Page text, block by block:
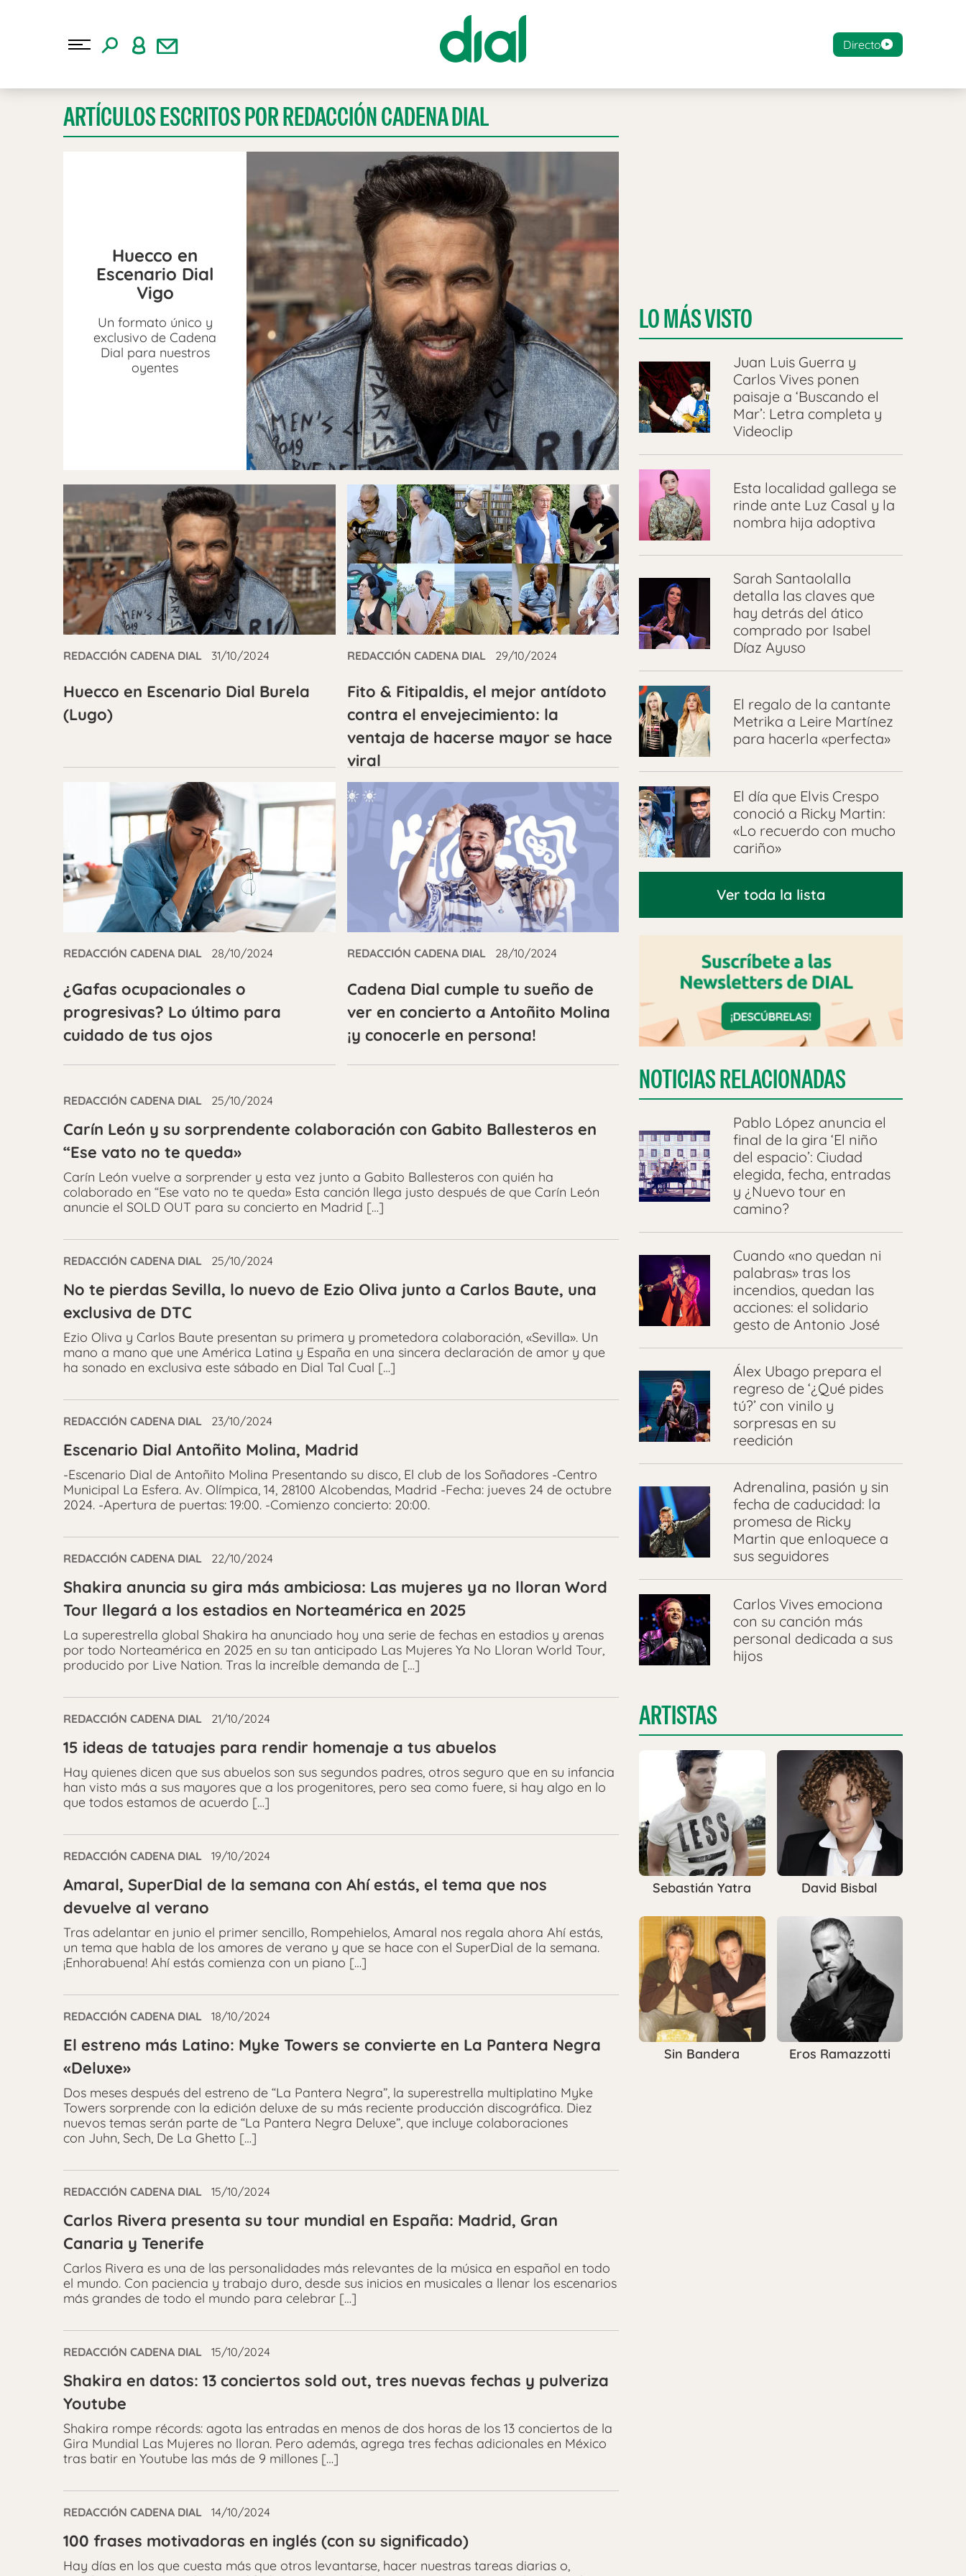
Directo
ARTÍCULOS ESCRITOS POR REDACCIÓN CADENA DIAL
Huecco en
Escenario Dial
Vigo
Un formato único y
exclusivo de Cadena
Dial para nuestros
oyentes
REDACCIÓN CADENA DIAL 31/10/2024
Huecco en Escenario Dial Burela
(Lugo)
REDACCIÓN CADENA DIAL 29/10/2024
Fito & Fitipaldis, el mejor antídoto
contra el envejecimiento: la
ventaja de hacerse mayor se hace
viral
REDACCIÓN CADENA DIAL 28/10/2024
¿Gafas ocupacionales o
progresivas? Lo último para
cuidado de tus ojos
REDACCIÓN CADENA DIAL 28/10/2024
Cadena Dial cumple tu sueño de
ver en concierto a Antoñito Molina
¡y conocerle en persona!
REDACCIÓN CADENA DIAL 25/10/2024
Carín León y su sorprendente colaboración con Gabito Ballesteros en
“Ese vato no te queda»
Carín León vuelve a sorprender y esta vez junto a Gabito Ballesteros con quién ha
colaborado en “Ese vato no te queda» Esta canción llega justo después de que Carín León
anuncie el SOLD OUT para su concierto en Madrid […]
REDACCIÓN CADENA DIAL 25/10/2024
No te pierdas Sevilla, lo nuevo de Ezio Oliva junto a Carlos Baute, una
exclusiva de DTC
Ezio Oliva y Carlos Baute presentan su primera y prometedora colaboración, «Sevilla». Un
mano a mano que une América Latina y España en una sincera declaración de amor y que
ha sonado en exclusiva este sábado en Dial Tal Cual […]
REDACCIÓN CADENA DIAL 23/10/2024
Escenario Dial Antoñito Molina, Madrid
-Escenario Dial de Antoñito Molina Presentando su disco, El club de los Soñadores -Centro
Municipal La Esfera. Av. Olímpica, 14, 28100 Alcobendas, Madrid -Fecha: jueves 24 de octubre
2024. -Apertura de puertas: 19:00. -Comienzo concierto: 20:00.
REDACCIÓN CADENA DIAL 22/10/2024
Shakira anuncia su gira más ambiciosa: Las mujeres ya no lloran Word
Tour llegará a los estadios en Norteamérica en 2025
La superestrella global Shakira ha anunciado hoy una serie de fechas en estadios y arenas
por todo Norteamérica en 2025 en su tan anticipado Las Mujeres Ya No Lloran World Tour,
producido por Live Nation. Tras la increíble demanda de […]
REDACCIÓN CADENA DIAL 21/10/2024
15 ideas de tatuajes para rendir homenaje a tus abuelos
Hay quienes dicen que sus abuelos son sus segundos padres, otros seguro que en su infancia
han visto más a sus mayores que a los progenitores, pero sea como fuere, si hay algo en lo
que todos estamos de acuerdo […]
REDACCIÓN CADENA DIAL 19/10/2024
Amaral, SuperDial de la semana con Ahí estás, el tema que nos
devuelve al verano
Tras adelantar en junio el primer sencillo, Rompehielos, Amaral nos regala ahora Ahí estás,
un tema que habla de los amores de verano y que se hace con el SuperDial de la semana.
¡Enhorabuena! Ahí estás comienza con un piano […]
REDACCIÓN CADENA DIAL 18/10/2024
El estreno más Latino: Myke Towers se convierte en La Pantera Negra
«Deluxe»
Dos meses después del estreno de “La Pantera Negra”, la superestrella multiplatino Myke
Towers sorprende con la edición deluxe de su más reciente producción discográfica. Diez
nuevos temas serán parte de “La Pantera Negra Deluxe”, que incluye colaboraciones
con Juhn, Sech, De La Ghetto […]
REDACCIÓN CADENA DIAL 15/10/2024
Carlos Rivera presenta su tour mundial en España: Madrid, Gran
Canaria y Tenerife
Carlos Rivera es una de las personalidades más relevantes de la música en español en todo
el mundo. Con paciencia y trabajo duro, desde sus inicios en musicales a llenar los escenarios
más grandes de todo el mundo para celebrar […]
REDACCIÓN CADENA DIAL 15/10/2024
Shakira en datos: 13 conciertos sold out, tres nuevas fechas y pulveriza
Youtube
Shakira rompe récords: agota las entradas en menos de dos horas de los 13 conciertos de la
Gira Mundial Las Mujeres no lloran. Pero además, agrega tres fechas adicionales en México
tras batir en Youtube las más de 9 millones […]
REDACCIÓN CADENA DIAL 14/10/2024
100 frases motivadoras en inglés (con su significado)
Hay días en los que cuesta más que otros levantarse, hacer nuestras tareas diarias o,
LO MÁS VISTO
Juan Luis Guerra y
Carlos Vives ponen
paisaje a ‘Buscando el
Mar’: Letra completa y
Videoclip
Esta localidad gallega se
rinde ante Luz Casal y la
nombra hija adoptiva
Sarah Santaolalla
detalla las claves que
hay detrás del ático
comprado por Isabel
Díaz Ayuso
El regalo de la cantante
Metrika a Leire Martínez
para hacerla «perfecta»
El día que Elvis Crespo
conoció a Ricky Martin:
«Lo recuerdo con mucho
cariño»
Ver toda la lista
NOTICIAS RELACIONADAS
Pablo López anuncia el
final de la gira ‘El niño
del espacio’: Ciudad
elegida, fecha, entradas
y ¿Nuevo tour en
camino?
Cuando «no quedan ni
palabras» tras los
incendios, quedan las
acciones: el solidario
gesto de Antonio José
Álex Ubago prepara el
regreso de ‘¿Qué pides
tú?’ con vinilo y
sorpresas en su
reedición
Adrenalina, pasión y sin
fecha de caducidad: la
promesa de Ricky
Martin que enloquece a
sus seguidores
Carlos Vives emociona
con su canción más
personal dedicada a sus
hijos
ARTISTAS
Sebastián Yatra David Bisbal
Sin Bandera Eros Ramazzotti